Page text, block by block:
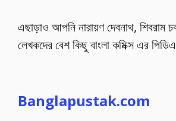
এছাড়াও আপনি নারায়ণ দেবনাথ, শিবরাম
লেখকদের বেশ কিছু বাংলা কমিক্স এর
Banglapustak.com